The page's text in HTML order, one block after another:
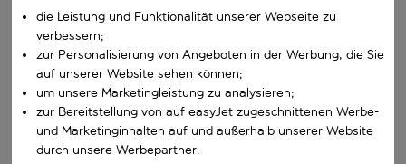
W&auml;hle ein Ab- und R&uuml;ckflugdatum aus.
Wer
Suchen
die Leistung und Funktionalität unserer Webseite zu
verbessern;
zur Personalisierung von Angeboten in der Werbung, die Sie
auf unserer Website sehen können;
um unsere Marketingleistung zu analysieren;
zur Bereitstellung von auf easyJet zugeschnittenen Werbe-
und Marketinginhalten auf und außerhalb unserer Website
durch unsere Werbepartner.